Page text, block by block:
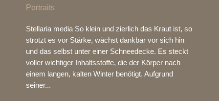
Portraits
Stellaria media So klein und zierlich das Kraut ist, so
strotzt es vor Stärke, wächst dankbar vor sich hin
und das selbst unter einer Schneedecke. Es steckt
voller wichtiger Inhaltsstoffe, die der Körper nach
einem langen, kalten Winter benötigt. Aufgrund
seiner...